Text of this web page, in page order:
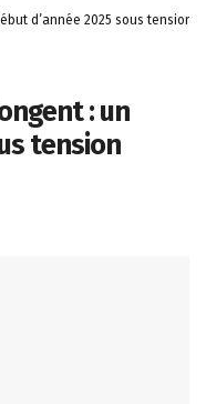
d’année 2025 sous tension
: un
tension